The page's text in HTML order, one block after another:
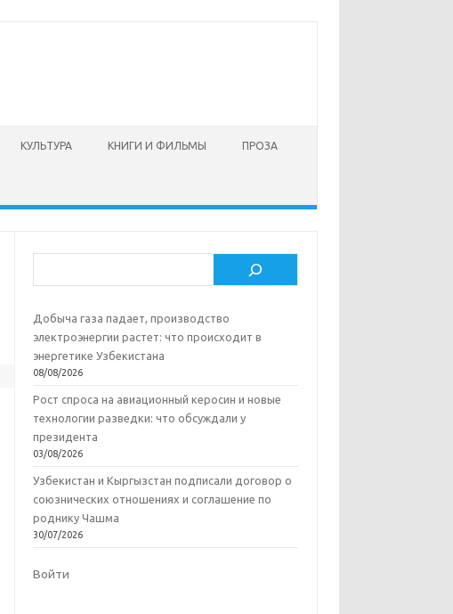
КУЛЬТУРА КНИГИ И ФИЛЬМЫ ПРОЗА
Добыча газа падает, производство
электроэнергии растет: что происходит в
энергетике Узбекистана
08/08/2026
Рост спроса на авиационный керосин и новые
технологии разведки: что обсуждали у
президента
03/08/2026
Узбекистан и Кыргызстан подписали договор о
союзнических отношениях и соглашение по
роднику Чашма
30/07/2026
Войти